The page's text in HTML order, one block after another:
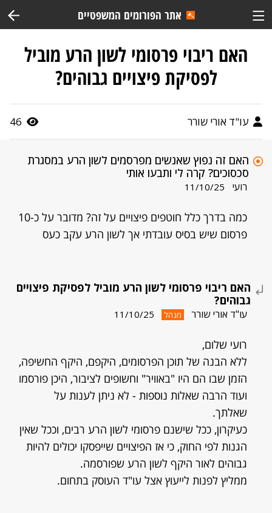
אתר הפורומים המשפטיים
האם ריבוי פרסומי לשון הרע מוביל
לפסיקת פיצויים גבוהים?
עו"ד אורי שורר 46
האם זה נפוץ שאנשים מפרסמים לשון הרע במסגרת
סכסוכים? קרה לי ותבעו אותי
רועי 11/10/25
כמה בדרך כלל חוטפים פיצויים על זה? מדובר על כ-10
פרסום שיש בסיס עובדתי אך לשון הרע עקב כעס
האם ריבוי פרסומי לשון הרע מוביל לפסיקת פיצויים
גבוהים?
עו"ד אורי שורר מנהל 11/10/25
רועי שלום,
ללא הבנה של תוכן הפרסומים, היקפם, היקף החשיפה,
הזמן שבו הם היו "באוויר" וחשופים לציבור, היכן פורסמו
ועוד הרבה שאלות נוספות - לא ניתן לענות על
שאלתך.
כעיקרון, ככל שישנם פרסומי לשון הרע רבים, וככל שאין
הגנות לפי החוק, כי אז הפיצויים שייפסקו יכולים להיות
גבוהים לאור היקף לשון הרע שפורסמה.
ממליץ לפנות לייעוץ אצל עו"ד העוסק בתחום.